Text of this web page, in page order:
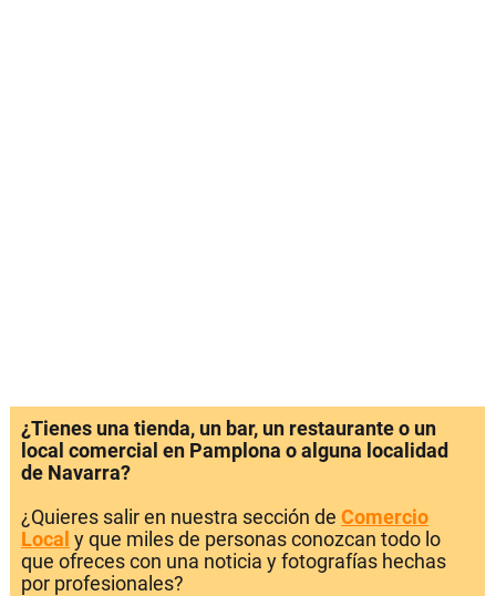
¿Tienes una tienda, un bar, un restaurante o un
local comercial en Pamplona o alguna localidad
de Navarra?
¿Quieres salir en nuestra sección de Comercio
Local y que miles de personas conozcan todo lo
que ofreces con una noticia y fotografías hechas
por profesionales?